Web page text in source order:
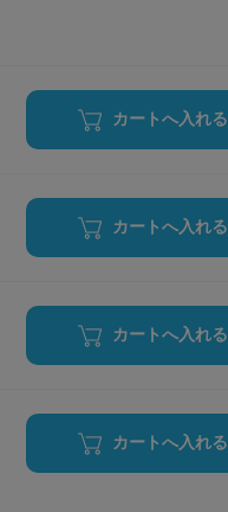
カートへ入れる
カートへ入れる
カートへ入れる
カートへ入れる